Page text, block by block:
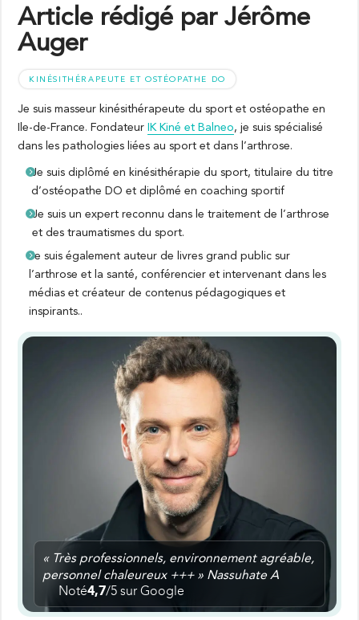
Article rédigé par Jérôme
Auger
KINÉSITHÉRAPEUTE ET OSTÉOPATHE DO
Je suis masseur kinésithérapeute du sport et ostéopathe en
Ile-de-France. Fondateur IK Kiné et Balneo, je suis spécialisé
dans les pathologies liées au sport et dans l’arthrose.
Je suis diplômé en kinésithérapie du sport, titulaire du titre
d’ostéopathe DO et diplômé en coaching sportif
Je suis un expert reconnu dans le traitement de l’arthrose
et des traumatismes du sport.
Je suis également auteur de livres grand public sur
l’arthrose et la santé, conférencier et intervenant dans les
médias et créateur de contenus pédagogiques et
inspirants..
« Très professionnels, environnement agréable,
personnel chaleureux +++ » Nassuhate A
Noté4,7/5 sur Google